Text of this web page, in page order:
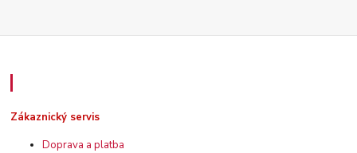
Zákaznický servis
Doprava a platba